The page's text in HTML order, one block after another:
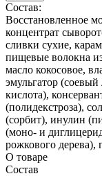
Состав:
Восстановленное
концентрат
сливки сухие,
пищевые волокна
масло кокосовое,
эмульгатор
кислота),
(полидекстроза),
(сорбит), инулин
(моно- и
рожкового дерева),
О товаре
Состав